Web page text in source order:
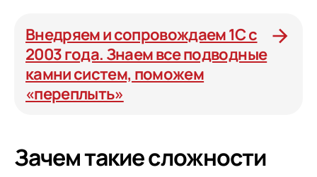
Внедряем и сопровождаем 1С с
2003 года. Знаем все подводные
камни систем, поможем
«переплыть»
Зачем такие сложности